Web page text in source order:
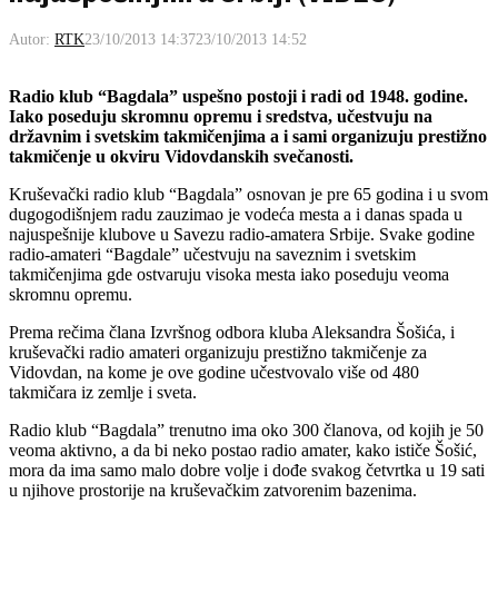
Autor: RTK23/10/2013 14:3723/10/2013 14:52
Radio klub “Bagdala” uspešno postoji i radi od 1948. godine.
Iako poseduju skromnu opremu i sredstva, učestvuju na
državnim i svetskim takmičenjima a i sami organizuju prestižno
takmičenje u okviru Vidovdanskih svečanosti.
Kruševački radio klub “Bagdala” osnovan je pre 65 godina i u svom
dugogodišnjem radu zauzimao je vodeća mesta a i danas spada u
najuspešnije klubove u Savezu radio-amatera Srbije. Svake godine
radio-amateri “Bagdale” učestvuju na saveznim i svetskim
takmičenjima gde ostvaruju visoka mesta iako poseduju veoma
skromnu opremu.
Prema rečima člana Izvršnog odbora kluba Aleksandra Šošića, i
kruševački radio amateri organizuju prestižno takmičenje za
Vidovdan, na kome je ove godine učestvovalo više od 480
takmičara iz zemlje i sveta.
Radio klub “Bagdala” trenutno ima oko 300 članova, od kojih je 50
veoma aktivno, a da bi neko postao radio amater, kako ističe Šošić,
mora da ima samo malo dobre volje i dođe svakog četvrtka u 19 sati
u njihove prostorije na kruševačkim zatvorenim bazenima.